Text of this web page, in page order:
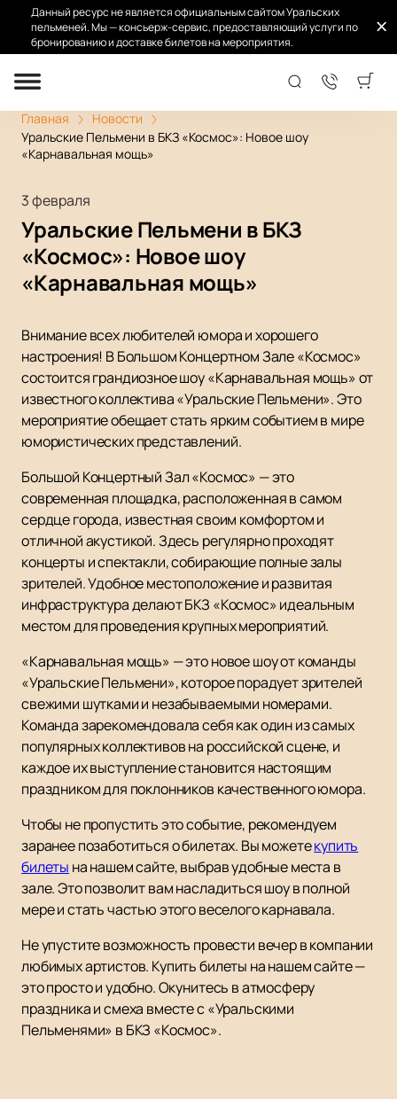
Данный ресурс не является официальным сайтом Уральских
пельменей. Мы — консьерж-сервис, предоставляющий услуги по
бронированию и доставке билетов на мероприятия.
Главная
Новости
Уральские Пельмени в БКЗ «Космос»: Новое шоу
«Карнавальная мощь»
3 февраля
Уральские Пельмени в БКЗ
«Космос»: Новое шоу
«Карнавальная мощь»
Внимание всех любителей юмора и хорошего
настроения! В Большом Концертном Зале «Космос»
состоится грандиозное шоу «Карнавальная мощь» от
известного коллектива «Уральские Пельмени». Это
мероприятие обещает стать ярким событием в мире
юмористических представлений.
Большой Концертный Зал «Космос» — это
современная площадка, расположенная в самом
сердце города, известная своим комфортом и
отличной акустикой. Здесь регулярно проходят
концерты и спектакли, собирающие полные залы
зрителей. Удобное местоположение и развитая
инфраструктура делают БКЗ «Космос» идеальным
местом для проведения крупных мероприятий.
«Карнавальная мощь» — это новое шоу от команды
«Уральские Пельмени», которое порадует зрителей
свежими шутками и незабываемыми номерами.
Команда зарекомендовала себя как один из самых
популярных коллективов на российской сцене, и
каждое их выступление становится настоящим
праздником для поклонников качественного юмора.
Чтобы не пропустить это событие, рекомендуем
заранее позаботиться о билетах. Вы можетекупить
билеты на нашем сайте, выбрав удобные места в
зале. Это позволит вам насладиться шоу в полной
мере и стать частью этого веселого карнавала.
Не упустите возможность провести вечер в компании
любимых артистов. Купить билеты на нашем сайте —
это просто и удобно. Окунитесь в атмосферу
праздника и смеха вместе с «Уральскими
Пельменями» в БКЗ «Космос».